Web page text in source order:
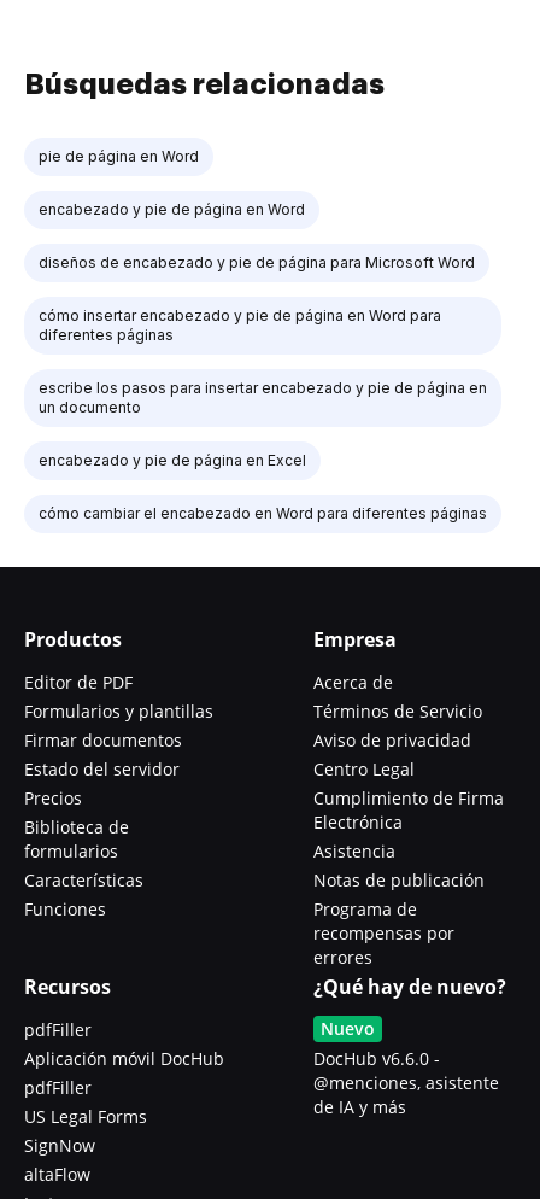
Búsquedas relacionadas
pie de página en Word
encabezado y pie de página en Word
diseños de encabezado y pie de página para Microsoft Word
cómo insertar encabezado y pie de página en Word para
diferentes páginas
escribe los pasos para insertar encabezado y pie de página en
un documento
encabezado y pie de página en Excel
cómo cambiar el encabezado en Word para diferentes páginas
Productos
Editor de PDF
Formularios y plantillas
Firmar documentos
Estado del servidor
Precios
Biblioteca de
formularios
Características
Funciones
Empresa
Acerca de
Términos de Servicio
Aviso de privacidad
Centro Legal
Cumplimiento de Firma
Electrónica
Asistencia
Notas de publicación
Programa de
recompensas por
errores
Recursos
pdfFiller
Aplicación móvil DocHub
pdfFiller
US Legal Forms
SignNow
altaFlow
¿Qué hay de nuevo?
Nuevo
DocHub v6.6.0 -
@menciones, asistente
de IA y más